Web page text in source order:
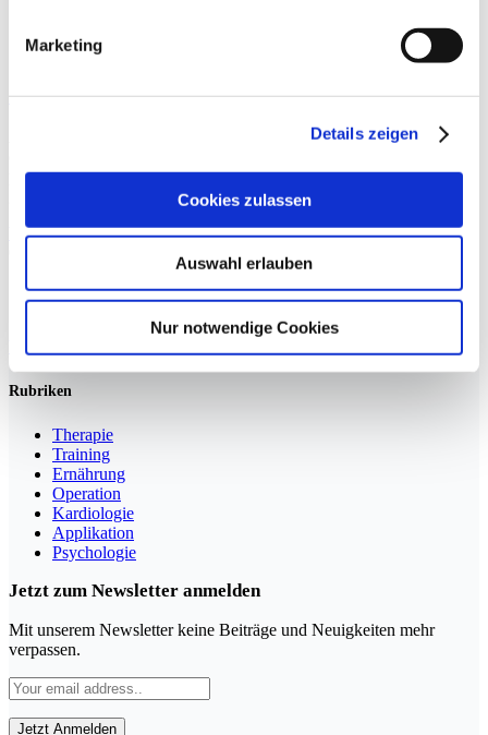
Marketing
Details zeigen
Cookies zulassen
Auswahl erlauben
Nur notwendige Cookies
Selbstmassagen
Auf den Tag summiert, sitzen Menschen immer mehr:
problematisch wird es dann, wenn etwa Lkw-Fahrer ohne
Weiterlesen »
Sportmedizin für Ärzte, Therapeuten und Trainer
Rubriken
Therapie
Training
Ernährung
Operation
Kardiologie
Applikation
Psychologie
Jetzt zum Newsletter anmelden
Mit unserem Newsletter keine Beiträge und Neuigkeiten mehr
verpassen.